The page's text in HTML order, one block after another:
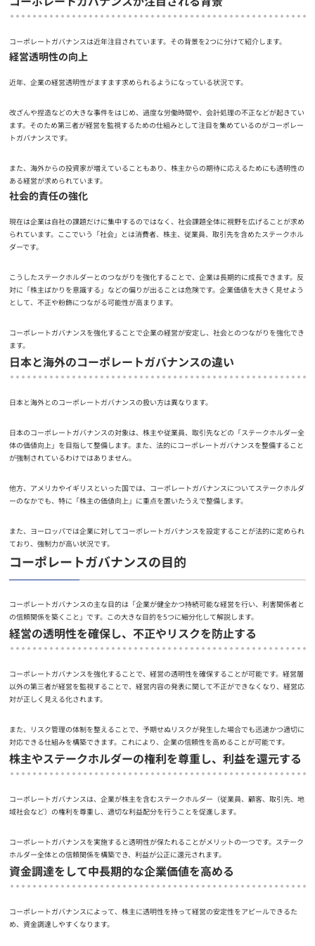
コーポレートガバナンスは近年注目されています。その背景を2つに分けて紹介します。
経営透明性の向上
近年、企業の経営透明性がますます求められるようになっている状況です。
改ざんや捏造などの大きな事件をはじめ、過度な労働時間や、会計処理の不正などが起きてい
ます。そのため第三者が経営を監視するための仕組みとして注目を集めているのがコーポレー
トガバナンスです。
また、海外からの投資家が増えていることもあり、株主からの期待に応えるためにも透明性の
ある経営が求められています。
社会的責任の強化
現在は企業は自社の課題だけに集中するのではなく、社会課題全体に視野を広げることが求め
られています。ここでいう「社会」とは消費者、株主、従業員、取引先を含めたステークホル
ダーです。
こうしたステークホルダーとのつながりを強化することで、企業は長期的に成長できます。反
対に「株主ばかりを意識する」などの偏りが出ることは危険です。企業価値を大きく見せよう
として、不正や粉飾につながる可能性が高まります。
コーポレートガバナンスを強化することで企業の経営が安定し、社会とのつながりを強化でき
ます。
日本と海外のコーポレートガバナンスの違い
日本と海外とのコーポレートガバナンスの扱い方は異なります。
日本のコーポレートガバナンスの対象は、株主や従業員、取引先などの「ステークホルダー全
体の価値向上」を目指して整備します。また、法的にコーポレートガバナンスを整備すること
が強制されているわけではありません。
他方、アメリカやイギリスといった国では、コーポレートガバナンスについてステークホルダ
ーのなかでも、特に「株主の価値向上」に重点を置いたうえで整備します。
また、ヨーロッパでは企業に対してコーポレートガバナンスを設定することが法的に定められ
ており、強制力が高い状況です。
コーポレートガバナンスの目的
コーポレートガバナンスの主な目的は「企業が健全かつ持続可能な経営を行い、利害関係者と
の信頼関係を築くこと」です。この大きな目的を5つに細分化して解説します。
経営の透明性を確保し、不正やリスクを防止する
コーポレートガバナンスを強化することで、経営の透明性を確保することが可能です。経営層
以外の第三者が経営を監視することで、経営内容の発表に関して不正ができなくなり、経営応
対が正しく見える化されます。
また、リスク管理の体制を整えることで、予期せぬリスクが発生した場合でも迅速かつ適切に
対応できる仕組みを構築できます。これにより、企業の信頼性を高めることが可能です。
株主やステークホルダーの権利を尊重し、利益を還元する
コーポレートガバナンスは、企業が株主を含むステークホルダー（従業員、顧客、取引先、地
域社会など）の権利を尊重し、適切な利益配分を行うことを促進します。
コーポレートガバナンスを実施すると透明性が保たれることがメリットの一つです。ステーク
ホルダー全体との信頼関係を構築でき、利益が公正に還元されます。
資金調達をして中長期的な企業価値を高める
コーポレートガバナンスによって、株主に透明性を持って経営の安定性をアピールできるた
め、資金調達しやすくなります。